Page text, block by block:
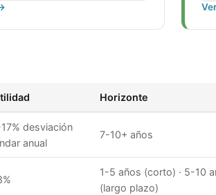
Horizonte
desviación
anual
7-10+ años
1-5 años (corto) · 5-10
(largo plazo)